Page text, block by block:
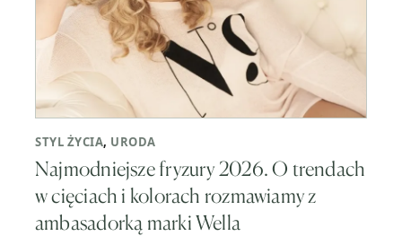
STYL ŻYCIA, URODA
Najmodniejsze fryzury 2026. O trendach
w cięciach i kolorach rozmawiamy z
ambasadorką marki Wella